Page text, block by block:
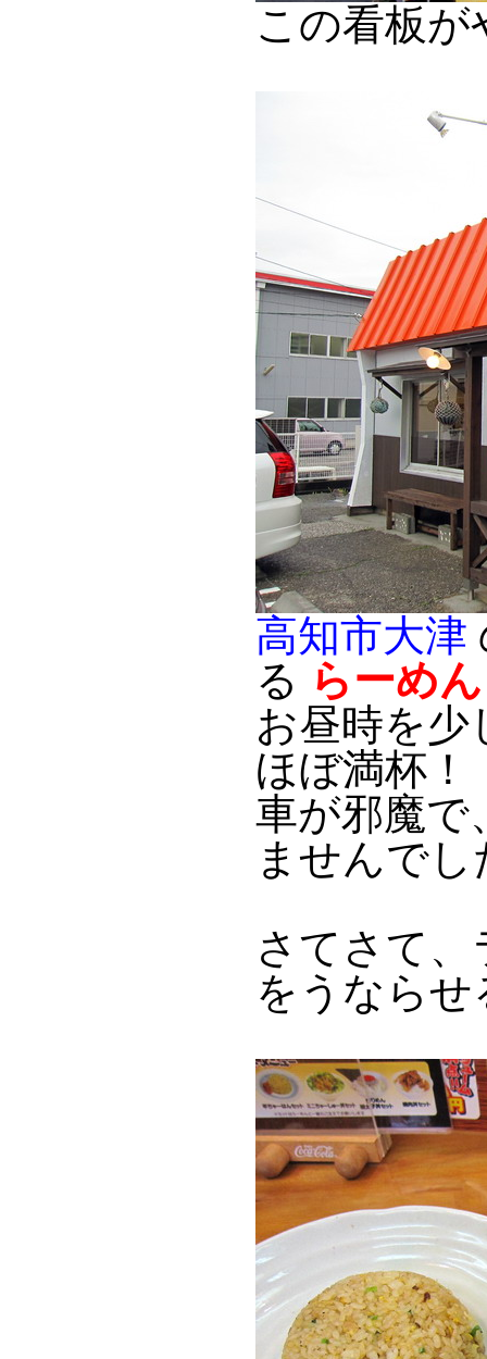
この看板
高知市大津
る らーめ
お昼時を少
ほぼ満杯！
車が邪魔で
ませんでし
さてさて
をうなら